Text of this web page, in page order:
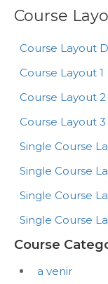
Course
Course Layout
Course Layout 1
Course Layout 2
Course Layout 3
Single Course
Single Course
Single Course
Single Course
Course
a venir